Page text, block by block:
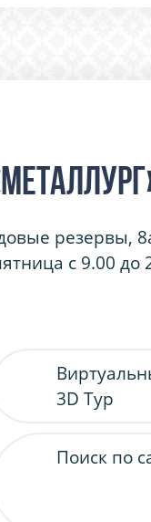
резервы,
с 9.00 до
3D Тур
Поиск по